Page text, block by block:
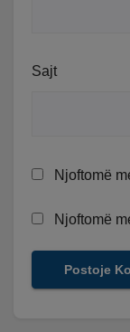
Sajt
Njoftomë
Njoftomë